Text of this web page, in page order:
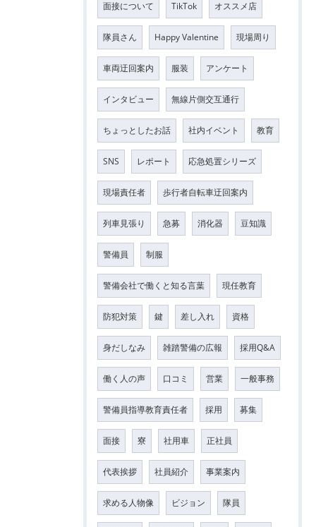
面接について TikTok オススメ店
隊員さん Happy Valentine 現場周り
車両迂回案内 服装 アンケート
インタビュー 無線片側交互通行
ちょっとしたお話 社内イベント 教育
SNS レポート 応急処置シリーズ
現場責任者 歩行者自転車迂回案内
列車見張り 急募 消化器 豆知識
警備員 制服
警備会社で働くと知る言葉 現任教育
防犯対策 鍵 差し入れ 資格
身だしなみ 雑踏警備の広報 採用Q&A
働く人の声 口コミ 営業 一般事務
警備員指導教育責任者 採用 募集
面接 寮 社用車 正社員
代表挨拶 社員紹介 事業案内
求める人物像 ビジョン 隊員